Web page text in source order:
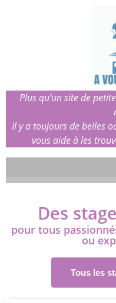
Plus qu’un site de
Il y a toujours de belles
vous aide à les
Des
pour tous
ou
Tous les